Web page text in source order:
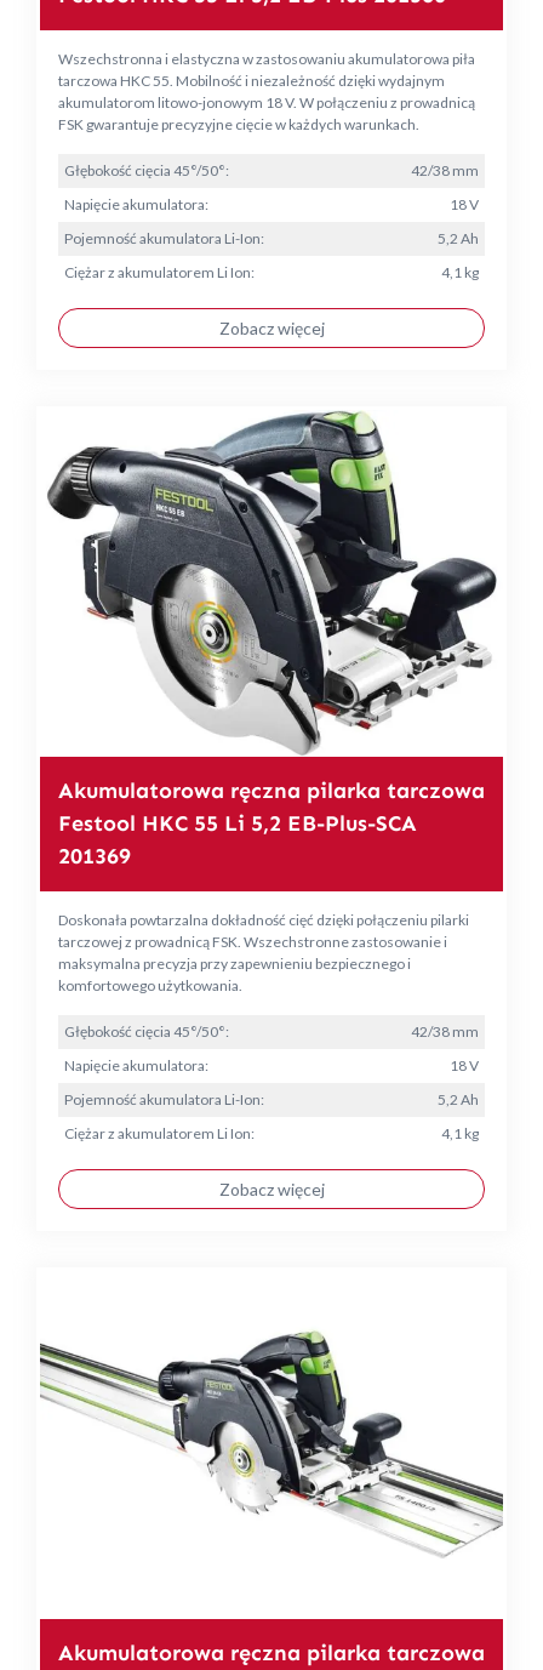
Wszechstronna i elastyczna w zastosowaniu akumulatorowa piła
tarczowa HKC 55. Mobilność i niezależność dzięki wydajnym
akumulatorom litowo-jonowym 18 V. W połączeniu z prowadnicą
FSK gwarantuje precyzyjne cięcie w każdych warunkach.
Głębokość cięcia 45°/50°:
42/38 mm
Napięcie akumulatora:
18 V
Pojemność akumulatora Li-Ion:
5,2 Ah
Ciężar z akumulatorem Li Ion:
4,1 kg
Zobacz więcej
Akumulatorowa ręczna pilarka tarczowa
Festool HKC 55 Li 5,2 EB-Plus-SCA
201369
Doskonała powtarzalna dokładność cięć dzięki połączeniu pilarki
tarczowej z prowadnicą FSK. Wszechstronne zastosowanie i
maksymalna precyzja przy zapewnieniu bezpiecznego i
komfortowego użytkowania.
Głębokość cięcia 45°/50°:
42/38 mm
Napięcie akumulatora:
18 V
Pojemność akumulatora Li-Ion:
5,2 Ah
Ciężar z akumulatorem Li Ion:
4,1 kg
Zobacz więcej
Akumulatorowa ręczna pilarka tarczowa